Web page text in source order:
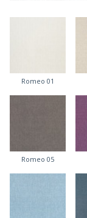
Romeo 01
Romeo 05